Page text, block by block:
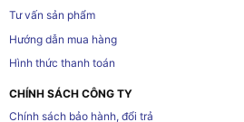
Tư vấn sản phẩm
Hướng dẫn mua hàng
Hình thức thanh toán
CHÍNH SÁCH CÔNG TY
Chính sách bảo hành, đổi trả